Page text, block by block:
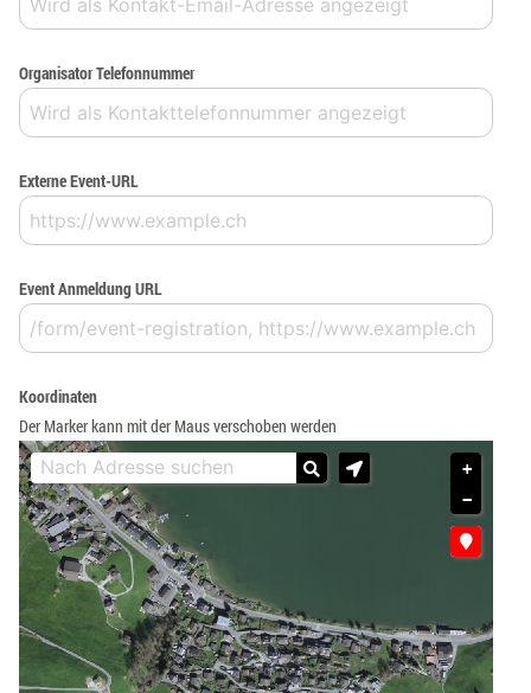
Organisator Telefonnummer
Externe Event-URL
Event Anmeldung URL
Koordinaten
Der Marker kann mit der Maus verschoben werden
+
−